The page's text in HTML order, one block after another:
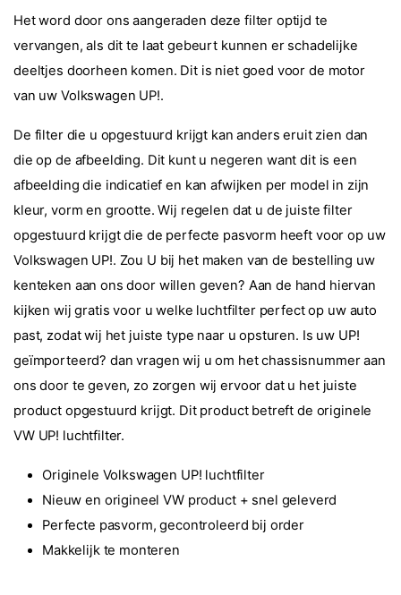
Het word door ons aangeraden deze filter optijd te
vervangen, als dit te laat gebeurt kunnen er schadelijke
deeltjes doorheen komen. Dit is niet goed voor de motor
van uw Volkswagen UP!.
De filter die u opgestuurd krijgt kan anders eruit zien dan
die op de afbeelding. Dit kunt u negeren want dit is een
afbeelding die indicatief en kan afwijken per model in zijn
kleur, vorm en grootte. Wij regelen dat u de juiste filter
opgestuurd krijgt die de perfecte pasvorm heeft voor op uw
Volkswagen UP!. Zou U bij het maken van de bestelling uw
kenteken aan ons door willen geven? Aan de hand hiervan
kijken wij gratis voor u welke luchtfilter perfect op uw auto
past, zodat wij het juiste type naar u opsturen. Is uw UP!
geïmporteerd? dan vragen wij u om het chassisnummer aan
ons door te geven, zo zorgen wij ervoor dat u het juiste
product opgestuurd krijgt. Dit product betreft de originele
VW UP! luchtfilter.
Originele Volkswagen UP! luchtfilter
Nieuw en origineel VW product + snel geleverd
Perfecte pasvorm, gecontroleerd bij order
Makkelijk te monteren